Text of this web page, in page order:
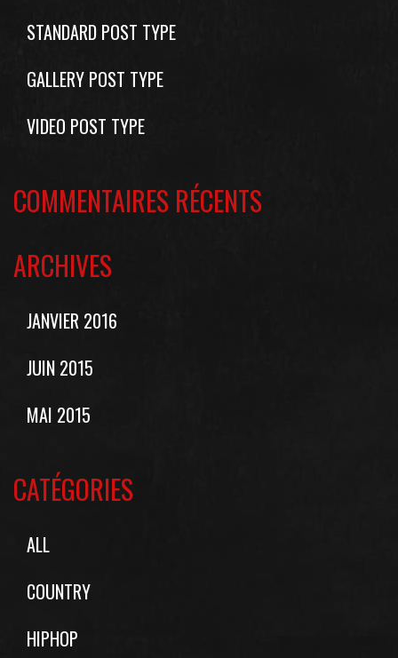
STANDARD POST TYPE
GALLERY POST TYPE
VIDEO POST TYPE
COMMENTAIRES RÉCENTS
ARCHIVES
JANVIER 2016
JUIN 2015
MAI 2015
CATÉGORIES
ALL
COUNTRY
HIPHOP